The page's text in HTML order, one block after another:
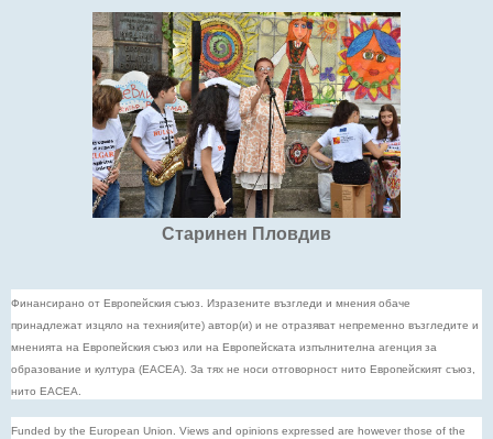
Старинен Пловдив
Финансирано от Европейския съюз. Изразените възгледи и мнения обаче
принадлежат изцяло на техния(ите) автор(и) и не отразяват непременно възгледите и
мненията на Европейския съюз или на Европейската изпълнителна агенция за
образование и култура (EACEA). За тях не носи отговорност нито Европейският съюз,
нито EACEA.
Funded by the European Union. Views and opinions expressed are however those of the